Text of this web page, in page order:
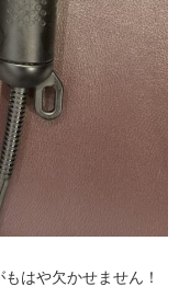
はや欠かせません！